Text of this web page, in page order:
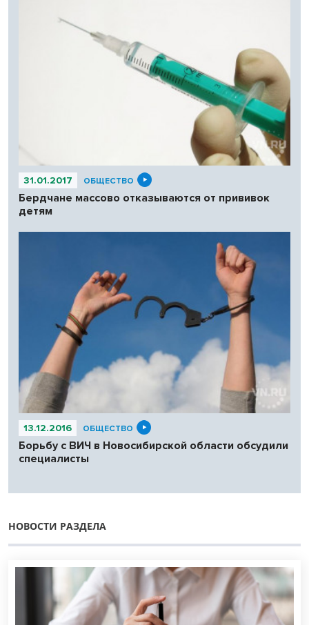
31.01.2017 ОБЩЕСТВО
Бердчане массово отказываются от прививок
детям
13.12.2016 ОБЩЕСТВО
Борьбу с ВИЧ в Новосибирской области обсудили
специалисты
НОВОСТИ РАЗДЕЛА